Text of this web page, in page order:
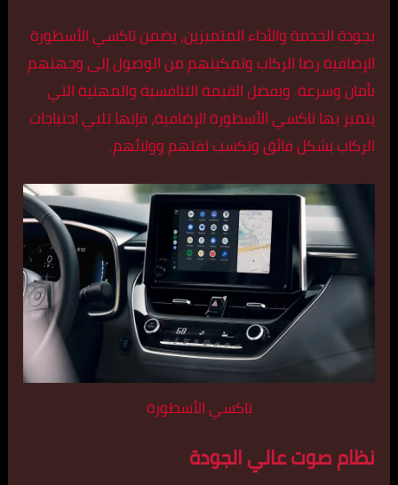
بجودة الخدمة والأداء المتميزين، يضمن تاكسي الأسطورة
الإضافية رضا الركاب وتمكينهم من الوصول إلى وجهتهم
بأمان وسرعة. وبفضل القيمة التنافسية والمهنية التي
يتميز بها تاكسي الأسطورة الإضافية، فإنها تلبي احتياجات
الركاب بشكل فائق وتكسب ثقتهم وولائهم.
تاكسي الأسطورة
نظام صوت عالي الجودة